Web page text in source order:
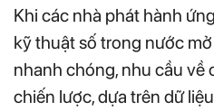
Khi các nhà phát hành
kỹ thuật số trong nước
nhanh chóng, nhu cầu về
chiến lược, dựa trên dữ